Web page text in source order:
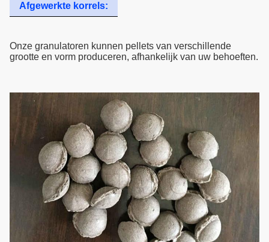
Afgewerkte korrels:
Onze granulatoren kunnen pellets van verschillende
grootte en vorm produceren, afhankelijk van uw behoeften.